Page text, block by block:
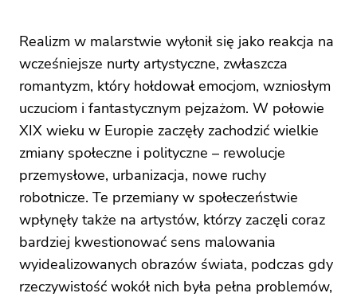
Realizm w malarstwie wyłonił się jako reakcja na
wcześniejsze nurty artystyczne, zwłaszcza
romantyzm, który hołdował emocjom, wzniosłym
uczuciom i fantastycznym pejzażom. W połowie
XIX wieku w Europie zaczęły zachodzić wielkie
zmiany społeczne i polityczne – rewolucje
przemysłowe, urbanizacja, nowe ruchy
robotnicze. Te przemiany w społeczeństwie
wpłynęły także na artystów, którzy zaczęli coraz
bardziej kwestionować sens malowania
wyidealizowanych obrazów świata, podczas gdy
rzeczywistość wokół nich była pełna problemów,